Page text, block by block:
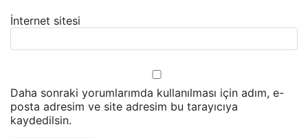
İnternet sitesi
Daha sonraki yorumlarımda kullanılması için adım, e-
posta adresim ve site adresim bu tarayıcıya
kaydedilsin.